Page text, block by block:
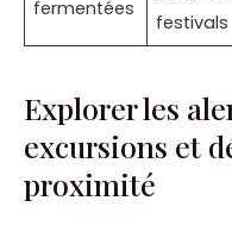
fermentées
festivals
Explorer les
excursions et
proximité